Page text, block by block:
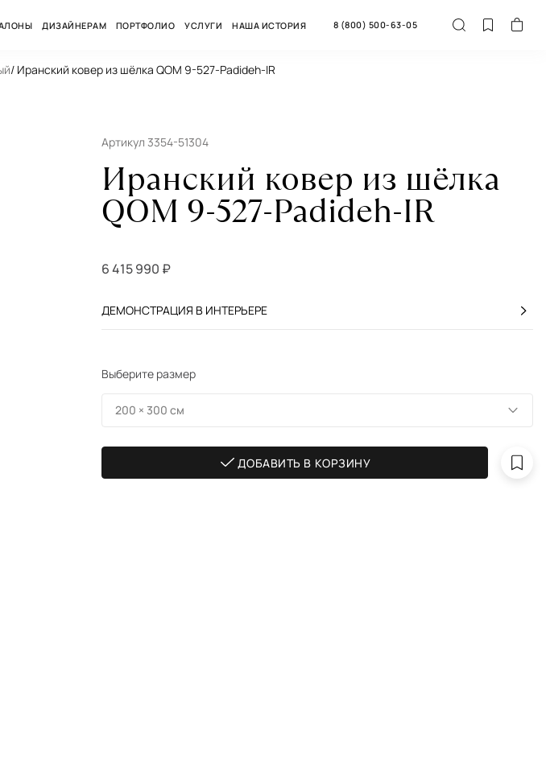
ДИЗАЙНЕРАМ ПОРТФОЛИО УСЛУГИ НАША ИСТОРИЯ 8 (800) 500-63-05
/ Иранский ковер из шёлка QOM 9-527-Padideh-IR
Артикул 3354-51304
Иранский ковер из шёлка
QOM 9-527-Padideh-IR
6 415 990 ₽
ДЕМОНСТРАЦИЯ В ИНТЕРЬЕРЕ
Выберите размер
200 × 300 см
ДОБАВИТЬ В КОРЗИНУ